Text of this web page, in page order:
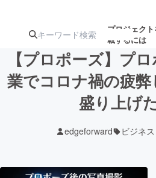
プロジェク
載するには
注目のリ 注目の新着プロ募
【プロポーズ】プ
業でコロナ禍の疲
盛り上げ
edgeforward ビジネ